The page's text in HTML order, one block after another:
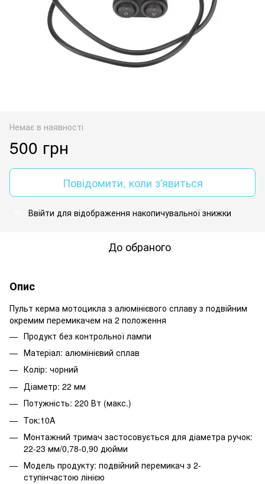
Немає в наявності
500 грн
Повідомити, коли з'явиться
Ввійти для відображення накопичувальної знижки
До обраного
Опис
Пульт керма мотоцикла з алюмінієвого сплаву з подвійним
окремим перемикачем на 2 положення
Продукт без контрольної лампи
Матеріал: алюмінієвий сплав
Колір: чорний
Діаметр: 22 мм
Потужність: 220 Вт (макс.)
Τοκ:10Α
Монтажний тримач застосовується для діаметра ручок:
22-23 мм/0,78-0,90 дюйми
Модель продукту: подвійний перемикач з 2-
ступінчастою лінією